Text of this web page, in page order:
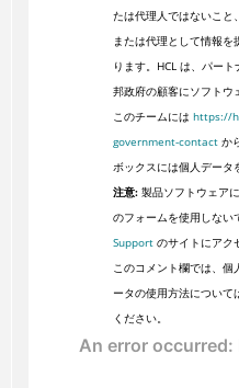
たは代理人ではないこと
または代理として情報
ります。HCL は、パー
邦政府の顧客にソフトウ
このチームには https://
government-contactか
ボックスには個人データ
注意:製品ソフトウェア
のフォームを使用しない
Supportのサイトにアク
このコメント欄では、個
ータの使用方法について
ください。